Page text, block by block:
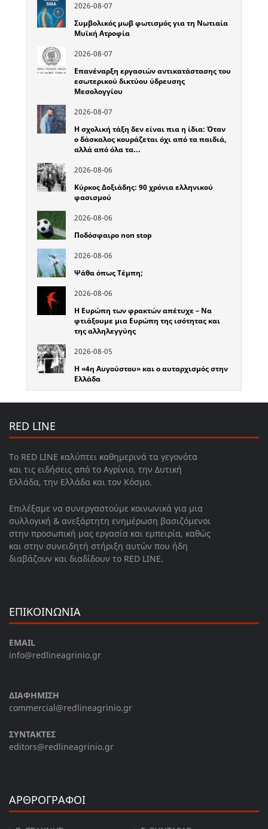
2026-08-07
Συμβολικός μωβ φωτισμός για τη Νωτιαία
Μυϊκή Ατροφία
2026-08-07
Επανέναρξη εργασιών αντικατάστασης του
εσωτερικού δικτύου ύδρευσης
Μεσολογγίου
2026-08-07
Η σχολική τάξη δεν είναι πια η ίδια: Όταν
ο δάσκαλος κουράζεται όχι από τα παιδιά,
αλλά από όλα τα…
2026-08-06
Κύρκος Δοξιάδης: 90 χρόνια ελληνικού
φασισμού
2026-08-06
Ποδόσφαιρο non stop
2026-08-06
Ψάθα όπως Τέμπη;
2026-08-06
Η Ευρώπη των φρακτών απέτυχε – Να
φτιάξουμε μια Ευρώπη της ισότητας και
της αλληλεγγύης
2026-08-05
Η «4η Αυγούστου» και ο αυταρχισμός στην
Ελλάδα
RED LINE
Το RED LINE καλύπτει καθημερινά τα γεγονότα
και τις ειδήσεις από το Αγρίνιο, την Δυτική
Ελλάδα, την Ελλάδα και τον Κόσμο.
Επιλέξαμε να συνεργαστούμε κοινωνικά για μια
συλλογική & ανεξάρτητη ενημέρωση βασιζόμενοι
στην προσωπική μας εργασία και εμπειρία, καθώς
και στην συνειδητή στήριξη αυτών που ήδη
διαβάζουν και διαδίδουν το RED LINE.
ΕΠΙΚΟΙΝΩΝΙΑ
EMAIL
info@redlineagrinio.gr
ΔΙΑΦΗΜΙΣΗ
commercial@redlineagrinio.gr
ΣΥΝΤΑΚΤΕΣ
editors@redlineagrinio.gr
ΑΡΘΡΟΓΡΑΦΟΙ